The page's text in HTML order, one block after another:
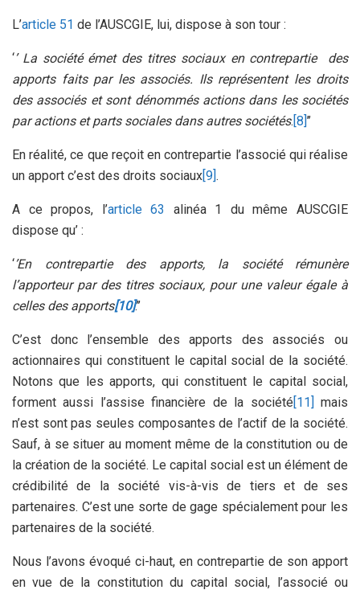
L’article 51 de l’AUSCGIE, lui, dispose à son tour :
‘’ La société émet des titres sociaux en contrepartie des
apports faits par les associés. Ils représentent les droits
des associés et sont dénommés actions dans les sociétés
par actions et parts sociales dans autres sociétés.[8]’’
En réalité, ce que reçoit en contrepartie l’associé qui réalise
un apport c’est des droits sociaux[9].
A ce propos, l’article 63
alinéa 1 du même AUSCGIE
dispose qu’ :
‘’En contrepartie des apports, la société rémunère
l’apporteur par des titres sociaux, pour une valeur égale à
celles des apports[10].’’
C’est donc l’ensemble des apports des associés ou
actionnaires qui constituent le capital social de la société.
Notons que les apports, qui constituent le capital social,
forment aussi l’assise financière de la société[11] mais
n’est sont pas seules composantes de l’actif de la société.
Sauf, à se situer au moment même de la constitution ou de
la création de la société. Le capital social est un élément de
crédibilité de la société vis-à-vis de tiers et de ses
partenaires. C’est une sorte de gage spécialement pour les
partenaires de la société.
Nous l’avons évoqué ci-haut, en contrepartie de son apport
en vue de la constitution du capital social, l’associé ou